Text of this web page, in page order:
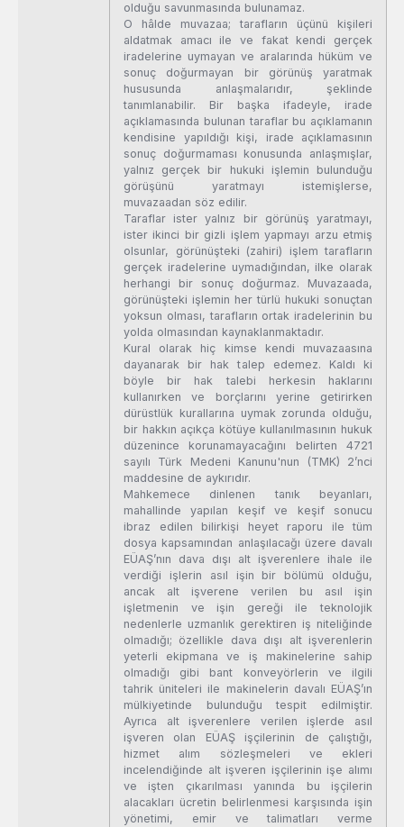
olduğu savunmasında bulunamaz.
O hâlde muvazaa; tarafların üçünü kişileri
aldatmak amacı ile ve fakat kendi gerçek
iradelerine uymayan ve aralarında hüküm ve
sonuç doğurmayan bir görünüş yaratmak
hususunda anlaşmalarıdır, şeklinde
tanımlanabilir. Bir başka ifadeyle, irade
açıklamasında bulunan taraflar bu açıklamanın
kendisine yapıldığı kişi, irade açıklamasının
sonuç doğurmaması konusunda anlaşmışlar,
yalnız gerçek bir hukuki işlemin bulunduğu
görüşünü yaratmayı istemişlerse,
muvazaadan söz edilir.
Taraflar ister yalnız bir görünüş yaratmayı,
ister ikinci bir gizli işlem yapmayı arzu etmiş
olsunlar, görünüşteki (zahiri) işlem tarafların
gerçek iradelerine uymadığından, ilke olarak
herhangi bir sonuç doğurmaz. Muvazaada,
görünüşteki işlemin her türlü hukuki sonuçtan
yoksun olması, tarafların ortak iradelerinin bu
yolda olmasından kaynaklanmaktadır.
Kural olarak hiç kimse kendi muvazaasına
dayanarak bir hak talep edemez. Kaldı ki
böyle bir hak talebi herkesin haklarını
kullanırken ve borçlarını yerine getirirken
dürüstlük kurallarına uymak zorunda olduğu,
bir hakkın açıkça kötüye kullanılmasının hukuk
düzenince korunamayacağını belirten 4721
sayılı Türk Medeni Kanunu'nun (TMK) 2’nci
maddesine de aykırıdır.
Mahkemece dinlenen tanık beyanları,
mahallinde yapılan keşif ve keşif sonucu
ibraz edilen bilirkişi heyet raporu ile tüm
dosya kapsamından anlaşılacağı üzere davalı
EÜAŞ’nın dava dışı alt işverenlere ihale ile
verdiği işlerin asıl işin bir bölümü olduğu,
ancak alt işverene verilen bu asıl işin
işletmenin ve işin gereği ile teknolojik
nedenlerle uzmanlık gerektiren iş niteliğinde
olmadığı; özellikle dava dışı alt işverenlerin
yeterli ekipmana ve iş makinelerine sahip
olmadığı gibi bant konveyörlerin ve ilgili
tahrik üniteleri ile makinelerin davalı EÜAŞ’ın
mülkiyetinde bulunduğu tespit edilmiştir.
Ayrıca alt işverenlere verilen işlerde asıl
işveren olan EÜAŞ işçilerinin de çalıştığı,
hizmet alım sözleşmeleri ve ekleri
incelendiğinde alt işveren işçilerinin işe alımı
ve işten çıkarılması yanında bu işçilerin
alacakları ücretin belirlenmesi karşısında işin
yönetimi, emir ve talimatları verme